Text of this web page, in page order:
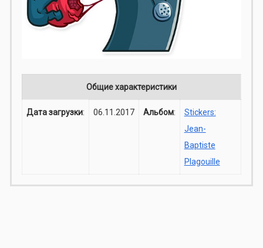
Общие характеристики
Дата загрузки: 06.11.2017 Альбом:
Stickers:
Jean-
Baptiste
Plagouille